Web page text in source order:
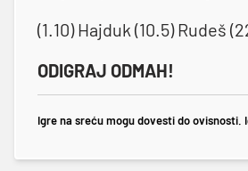
(1.10) Hajduk (10.5) Rudeš
ODIGRAJ ODMAH!
Igre na sreću mogu dovesti do ovisnosti.